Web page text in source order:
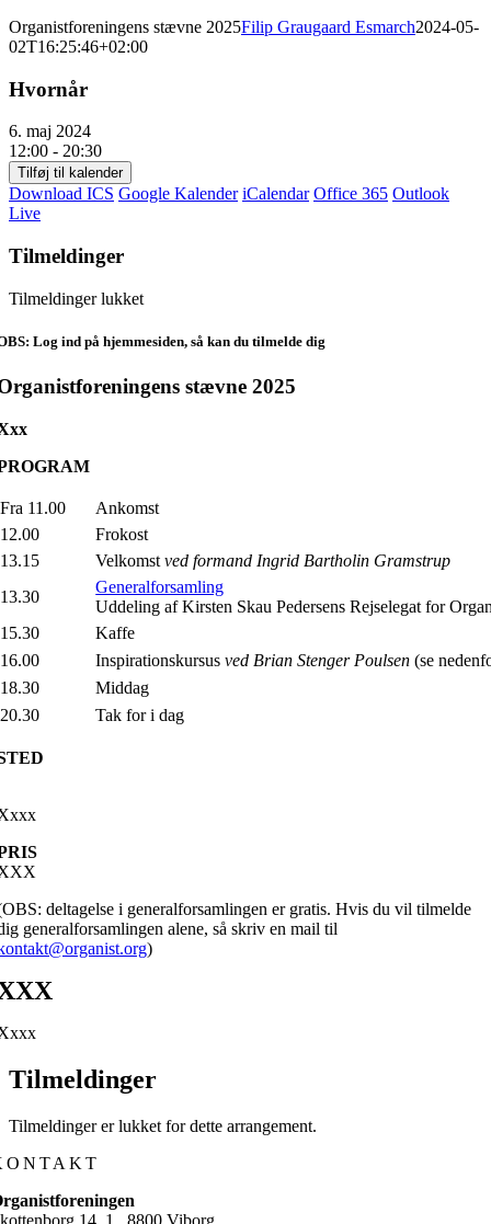
Organistforeningens stævne 2025Filip Graugaard Esmarch2024-05-
02T16:25:46+02:00
Hvornår
6. maj 2024
12:00 - 20:30
Tilføj til kalender
Download ICS Google Kalender iCalendar Office 365 Outlook
Live
Tilmeldinger
Tilmeldinger lukket
Log ind på hjemmesiden, så kan du tilmelde dig
stævne 2025
GRAM
Fra 11.00
Ankomst
12.00
Frokost
13.15
Velkomstved formand Ingrid Bartholin Gramstrup
13.30
Generalforsamling
Uddeling af Kirsten Skau Pedersens Rejselegat for
15.30
Kaffe
16.00
Inspirationskursusved Brian Stenger Poulsen (se
18.30
Middag
20.30
Tak for i dag
deltagelse i generalforsamlingen er gratis. Hvis du vil tilmelde
generalforsamlingen alene, så skriv en mail til
)
Tilmeldinger
Tilmeldinger er lukket for dette arrangement.
14, 1., 8800 Viborg